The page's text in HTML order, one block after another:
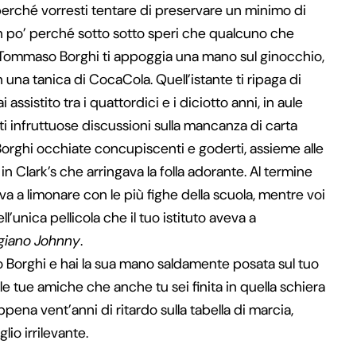
vorresti tentare di preservare un minimo di
perché sotto sotto speri che qualcuno che
Borghi ti appoggia una mano sul ginocchio,
tanica di CocaCola. Quell’istante ti ripaga di
assistito tra i quattordici e i diciotto anni, in aule
discussioni sulla mancanza di carta
occhiate concupiscenti e goderti, assieme alle
Clark’s che arringava la folla adorante. Al termine
a limonare con le più fighe della scuola, mentre voi
pellicola che il tuo istituto aveva a
Johnny.
e hai la sua mano saldamente posata sul tuo
tue amiche che anche tu sei finita in quella schiera
vent’anni di ritardo sulla tabella di marcia,
irrilevante.